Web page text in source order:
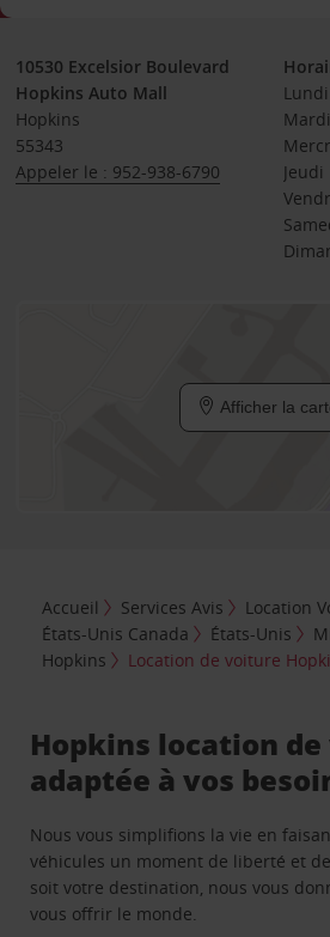
10530 Excelsior Boulevard
Hopkins Auto Mall
Hopkins
55343
Appeler le : 952-938-6790
Lundi
Mardi
Jeudi
Afficher la
Accueil Services Avis
Location
États-Unis Canada
États-Unis
Hopkins
Location de voiture
Hopkins location
adaptée à vos
Nous vous simplifions la vie en
véhicules un moment de liberté et
soit votre destination, nous vous
vous offrir le monde.